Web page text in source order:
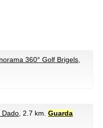
360° Golf Brigels
Dado , 2.7 km. Guarda